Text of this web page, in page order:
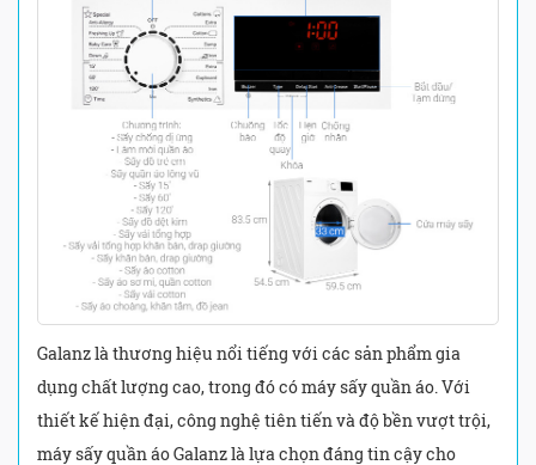
Galanz là thương hiệu nổi tiếng với các sản phẩm gia
dụng chất lượng cao, trong đó có máy sấy quần áo. Với
thiết kế hiện đại, công nghệ tiên tiến và độ bền vượt trội,
máy sấy quần áo Galanz là lựa chọn đáng tin cậy cho